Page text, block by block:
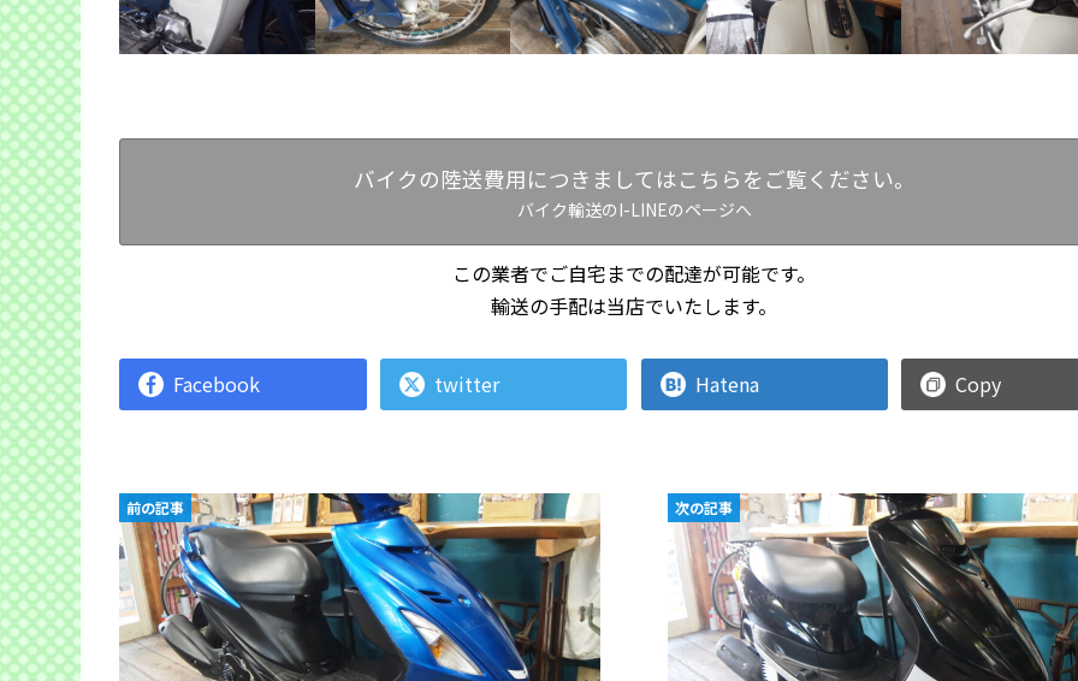
バイクの陸送費用につきましてはこちらをご覧ください。
バイク輸送のI-LINEのページへ
この業者でご自宅までの配達が可能です。
輸送の手配は当店でいたします。
Facebook twitter Hatena Copy
前の記事 次の記事